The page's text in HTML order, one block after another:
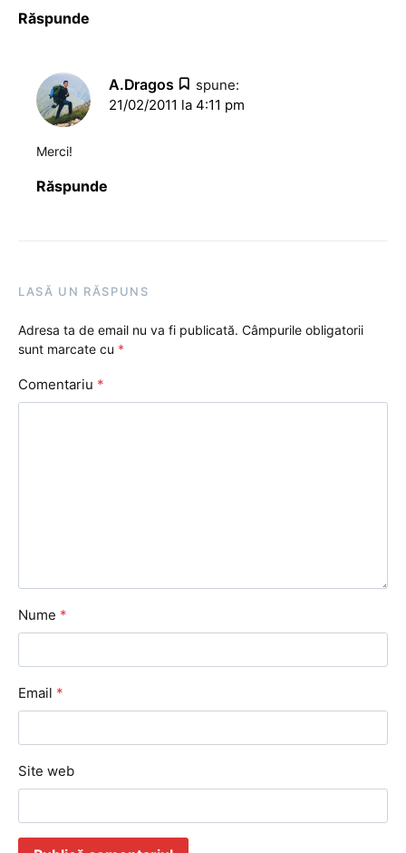
Răspunde
A.Dragos
spune:
21/02/2011 la 4:11 pm
Merci!
Răspunde
LASĂ UN RĂSPUNS
Adresa ta de email nu va fi publicată. Câmpurile obligatorii
sunt marcate cu *
Comentariu *
Nume *
Email *
Site web